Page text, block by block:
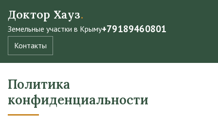
Доктор Хауз.
Земельные участки в Крыму+79189460801
Контакты
Политика
конфиденциальности